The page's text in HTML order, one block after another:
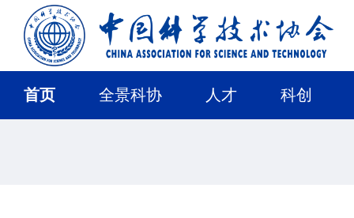
首页 全景科协 人才 科创